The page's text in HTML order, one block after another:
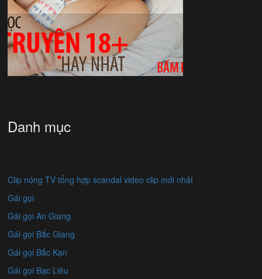
Danh mục
Clip nóng TV tổng hợp scandal video clip mới nhất
Gái gọi
Gái gọi An Giang
Gái gọi Bắc Giang
Gái gọi Bắc Kạn
Gái gọi Bạc Liêu